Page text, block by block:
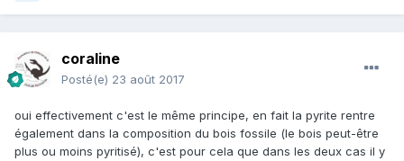
coraline
Posté(e) 23 août 2017
oui effectivement c'est le même principe, en fait la pyrite rentre
également dans la composition du bois fossile (le bois peut-être
plus ou moins pyritisé), c'est pour cela que dans les deux cas il y